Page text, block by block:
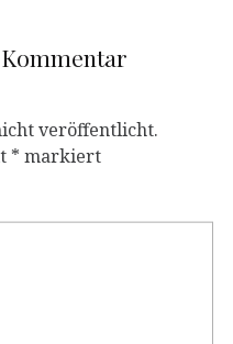
veröffentlicht.
* markiert